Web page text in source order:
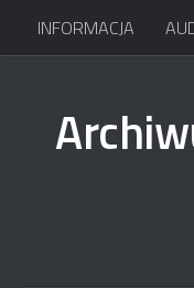
Przejdź do treści
INFORMACJA